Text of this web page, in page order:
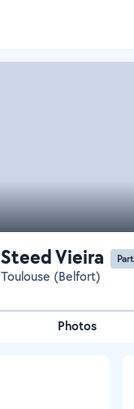
Steed Vieira
Toulouse (Belfort)
Photos